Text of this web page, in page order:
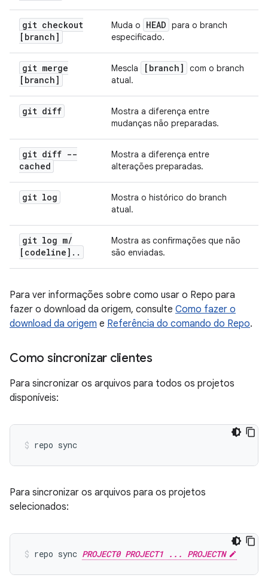
git checkout
[branch]
Muda o HEAD para o branch
especificado.
git merge
[branch]
Mescla [branch]
com o branch
atual.
git diff
Mostra a diferença entre
mudanças não preparadas.
git diff --
cached
Mostra a diferença entre
alterações preparadas.
git log
Mostra o histórico do branch
atual.
git log m/
[codeline] . .
Mostra as confirmações que não
são enviadas.
Para ver informações sobre como usar o Repo para
fazer o download da origem, consulte Como fazer o
download da origem e Referência do comando do Repo.
Como sincronizar clientes
Para sincronizar os arquivos para todos os projetos
disponíveis:
repo sync
Para sincronizar os arquivos para os projetos
selecionados:
repo sync PROJECT0 PROJECT1 ... PROJECTN